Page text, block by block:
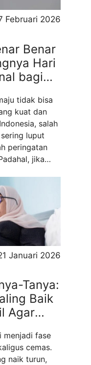
Februari 2026
Benar
Hari
bagi
tidak bisa
kuat dan
salah
luput
peringatan
jika
refleksi
dan
Januari 2026
Tanya:
Baik
Agar
menjadi fase
cemas.
naik turun,